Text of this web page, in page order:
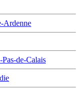
Ardenne
de-Calais